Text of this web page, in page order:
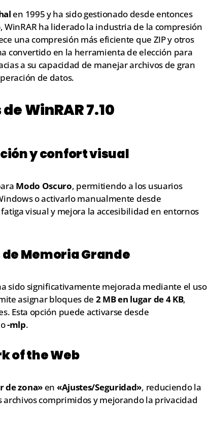
en 1995 y ha sido gestionado desde entonces
WinRAR ha liderado la industria de la compresión
una compresión más eficiente que ZIP y otros
convertido en la herramienta de elección para
a su capacidad de manejar archivos de gran
de datos.
WinRAR 7.10
y confort visual
Modo Oscuro, permitiendo a los usuarios
o activarlo manualmente desde
visual y mejora la accesibilidad en entornos
Memoria Grande
sido significativamente mejorada mediante el uso
asignar bloques de 2 MB en lugar de 4 KB,
Esta opción puede activarse desde
-mlp.
of the Web
de zona» en «Ajustes/Seguridad», reduciendo la
comprimidos y mejorando la privacidad